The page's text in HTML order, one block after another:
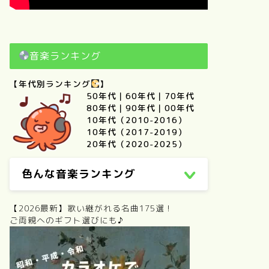
音楽ランキング
【年代別ランキング
】
50年代 ｜ 60年代 ｜ 70年代
80年代 ｜ 90年代 ｜ 00年代
10年代（2010-2016）
10年代（2017-2019）
20年代（2020-2025）
色んな音楽ランキング
【2026最新】歌い継がれる名曲175選！
ご両親へのギフト選びにも♪